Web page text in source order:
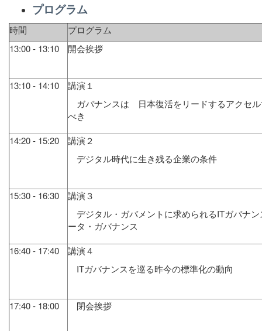
プログラム
時間
プログラム
13:00 - 13:10
開会挨拶
13:10 - 14:10
講演１
ガバナンスは 日本復活をリードするアクセ
べき
14:20 - 15:20
講演２
デジタル時代に生き残る企業の条件
15:30 - 16:30
講演３
デジタル・ガバメントに求められるITガバナン
ータ・ガバナンス
16:40 - 17:40
講演４
ITガバナンスを巡る昨今の標準化の動向
17:40 - 18:00 閉会挨拶